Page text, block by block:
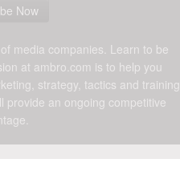
media companies. Learn to be
at ambro.com is to help you
strategy, tactics and training
provide an ongoing competitive